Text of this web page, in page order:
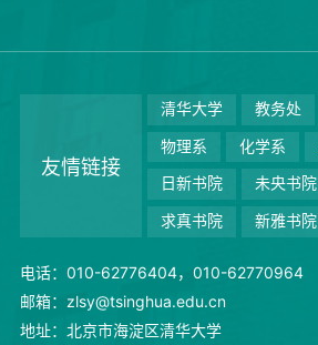
友情链接
清华大学 教务处
物理系
化学系
日新书院
未央书院
求真书院
新雅书院
电话：010-62776404，010-62770964
邮箱：zlsy@tsinghua.edu.cn
地址：北京市海淀区清华大学